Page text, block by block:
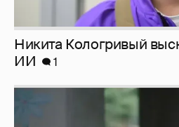
Никита Кологривый
ИИ
1